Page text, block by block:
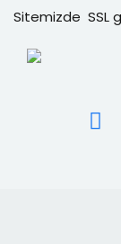
Sitemizde SSL